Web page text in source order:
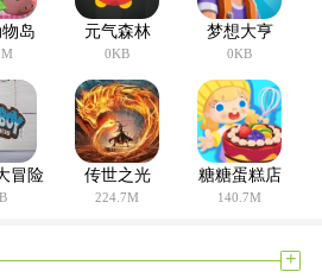
岛 元气森林
0KB
梦想大亨
0KB
冒险 传世之光
224.7M
糖糖蛋糕店
140.7M
+